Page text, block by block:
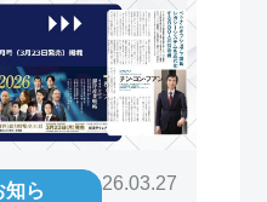
知ら
26.03.27